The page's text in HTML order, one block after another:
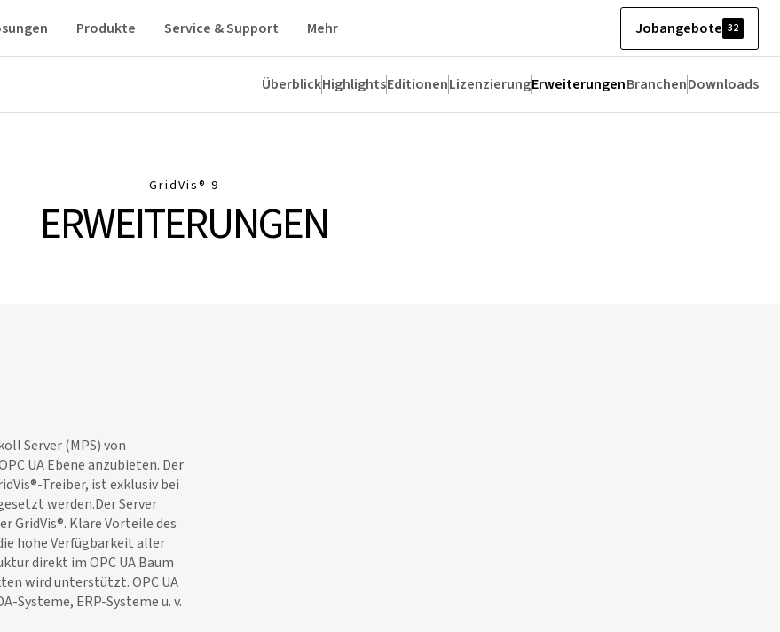
Produkte Service & Support Mehr Jobangebote 32
ÜberblickHighlightsEditionenLizenzierungErweiterungenBranchenDownloads
GridVis® 9
ERWEITERUNGEN
Server (MPS) von
UA Ebene anzubieten. Der
®-Treiber, ist exklusiv bei
werden.Der Server
GridVis®. Klare Vorteile des
hohe Verfügbarkeit aller
direkt im OPC UA Baum
wird unterstützt. OPC UA
Systeme, ERP-Systeme u. v.